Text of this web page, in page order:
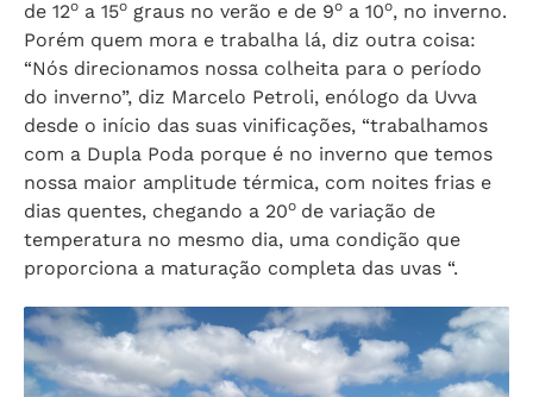
de 12o a 15o graus no verão e de 9o a 10o, no inverno.
Porém quem mora e trabalha lá, diz outra coisa:
“Nós direcionamos nossa colheita para o período
do inverno”, diz Marcelo Petroli, enólogo da Uvva
desde o início das suas vinificações, “trabalhamos
com a Dupla Poda porque é no inverno que temos
nossa maior amplitude térmica, com noites frias e
dias quentes, chegando a 20o de variação de
temperatura no mesmo dia, uma condição que
proporciona a maturação completa das uvas “.